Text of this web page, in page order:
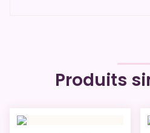
Produits